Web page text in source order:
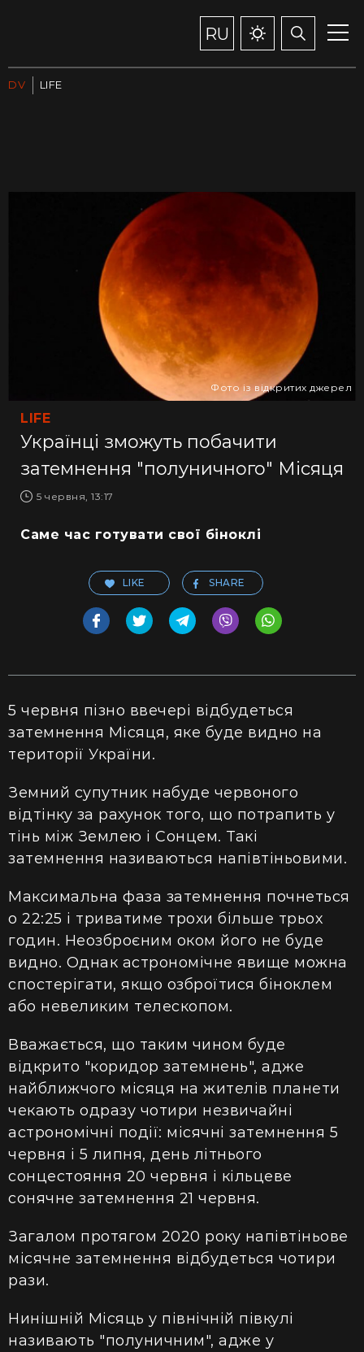
RU
DV LIFE
LIFE
Українці зможуть побачити
затемнення "полуничного" Місяця
5 червня, 13:17
Фото із відкритих джерел
Саме час готувати свої біноклі
LIKE SHARE
5 червня пізно ввечері відбудеться
затемнення Місяця, яке буде видно на
території України.
Земний супутник набуде червоного
відтінку за рахунок того, що потрапить у
тінь між Землею і Сонцем. Такі
затемнення називаються напівтіньовими.
Максимальна фаза затемнення почнеться
о 22:25 і триватиме трохи більше трьох
годин. Неозброєним оком його не буде
видно. Однак астрономічне явище можна
спостерігати, якщо озброїтися біноклем
або невеликим телескопом.
Вважається, що таким чином буде
відкрито "коридор затемнень", адже
найближчого місяця на жителів планети
чекають одразу чотири незвичайні
астрономічні події: місячні затемнення 5
червня і 5 липня, день літнього
сонцестояння 20 червня і кільцеве
сонячне затемнення 21 червня.
Загалом протягом 2020 року напівтіньове
місячне затемнення відбудеться чотири
рази.
Нинішній Місяць у північній півкулі
називають "полуничним", адже у